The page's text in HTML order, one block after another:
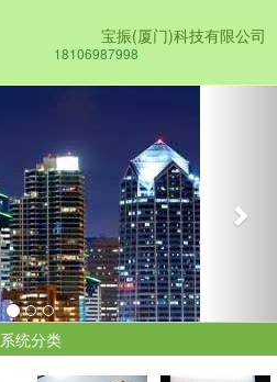
宝振(厦门)科技有限公司
18106987998
系统分类